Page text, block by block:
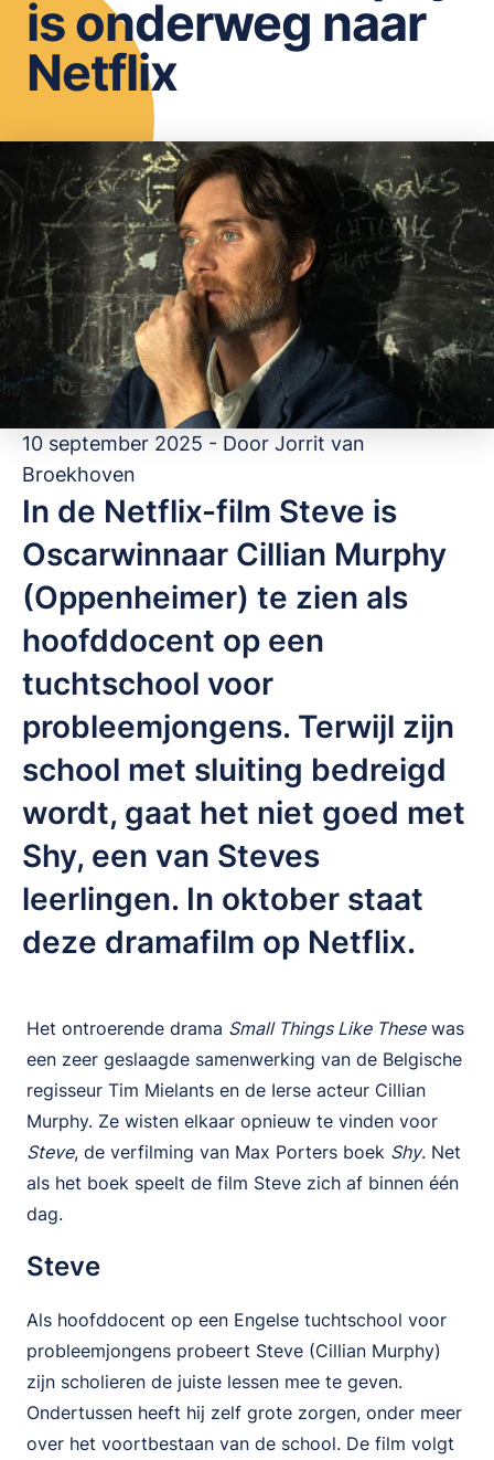
OPSLAAN
is onderweg naar
Netflix
10 september 2025 - Door Jorrit van
Broekhoven
In de Netflix-film Steve is
Oscarwinnaar Cillian Murphy
(Oppenheimer) te zien als
hoofddocent op een
tuchtschool voor
probleemjongens. Terwijl zijn
school met sluiting bedreigd
wordt, gaat het niet goed met
Shy, een van Steves
leerlingen. In oktober staat
deze dramafilm op Netflix.
Het ontroerende drama Small Things Like Thesewas
een zeer geslaagde samenwerking van de Belgische
regisseur Tim Mielants en de Ierse acteur Cillian
Murphy. Ze wisten elkaar opnieuw te vinden voor
Steve, de verfilming van Max Porters boek Shy. Net
als het boek speelt de film Steve zich af binnen één
dag.
Steve
Als hoofddocent op een Engelse tuchtschool voor
probleemjongens probeert Steve (Cillian Murphy)
zijn scholieren de juiste lessen mee te geven.
Ondertussen heeft hij zelf grote zorgen, onder meer
over het voortbestaan van de school. De film volgt